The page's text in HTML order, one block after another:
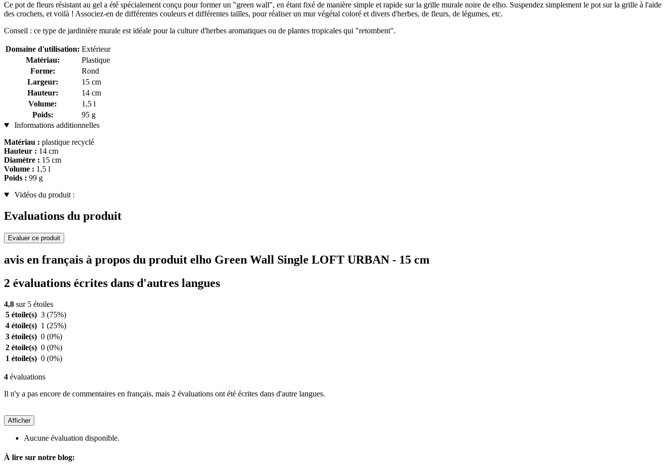
Ce pot de fleurs résistant au gel a été spécialement conçu pour former un "green wall", en étant fixé de manière simple et rapide sur la grille murale noire de elho. Suspendez simplement le pot sur la grille à l'aide
des crochets, et voilà ! Associez-en de différentes couleurs et différentes tailles, pour réaliser un mur végétal coloré et divers d'herbes, de fleurs, de légumes, etc.
Conseil : ce type de jardinière murale est idéale pour la culture d'herbes aromatiques ou de plantes tropicales qui "retombent".
Domaine d'utilisation: Extérieur
Matériau:
Plastique
Forme:
Rond
Largeur:
15 cm
Hauteur:
14 cm
Volume:
1,5 l
Poids:
95 g
Informations additionnelles
Matériau : plastique recyclé
Hauteur : 14 cm
Diamètre : 15 cm
Volume : 1,5 l
Poids : 99 g
Vidéos du produit :
Evaluations du produit
Evaluer ce produit
avis en français à propos du produit elho Green Wall Single LOFT URBAN - 15 cm
2 évaluations écrites dans d'autres langues
4,8 sur 5 étoiles
5 étoile(s) 3 (75%)
4 étoile(s) 1 (25%)
3 étoile(s) 0 (0%)
2 étoile(s) 0 (0%)
1 étoile(s) 0 (0%)
4 évaluations
Il n'y a pas encore de commentaires en français, mais 2 évaluations ont été écrites dans d'autre langues.
Afficher
Aucune évaluation disponible.
À lire sur notre blog: